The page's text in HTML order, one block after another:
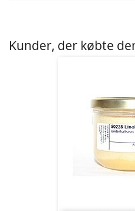
Kunder, der købte